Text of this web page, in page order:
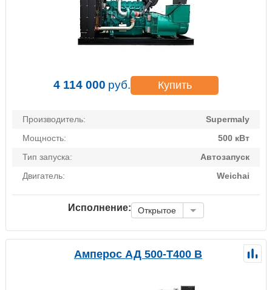
4 114 000 руб. Купить
Производитель:
Supermaly
Мощность:
500 кВт
Тип запуска:
Автозапуск
Двигатель:
Weichai
Исполнение: Открытое
Амперос АД 500-Т400 B